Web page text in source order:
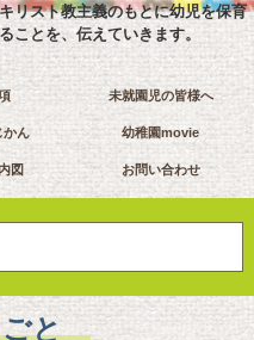
リスト教主義のもとに幼児を保育
ことを、伝えていきます。
未就園児の皆様へ
かん 幼稚園movie
図 お問い合わせ
と